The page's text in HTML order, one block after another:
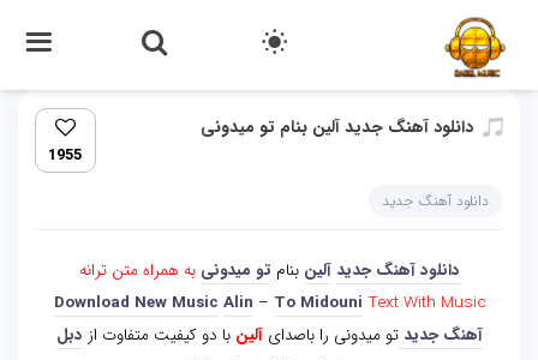
دانلود آهنگ جدید آلین بنام تو میدونى
1955
دانلود آهنگ جدید
دانلود آهنگ جدید آلین بنام تو میدونى به همراه متن ترانه
Download New Music Alin – To Midouni Text With Music
آهنگ جدید تو میدونى را باصدایآلین با دو کیفیت متفاوت از دبل